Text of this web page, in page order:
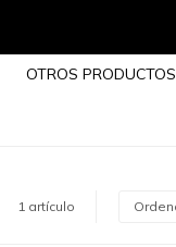
OTROS PRODUCTOS
1 artículo